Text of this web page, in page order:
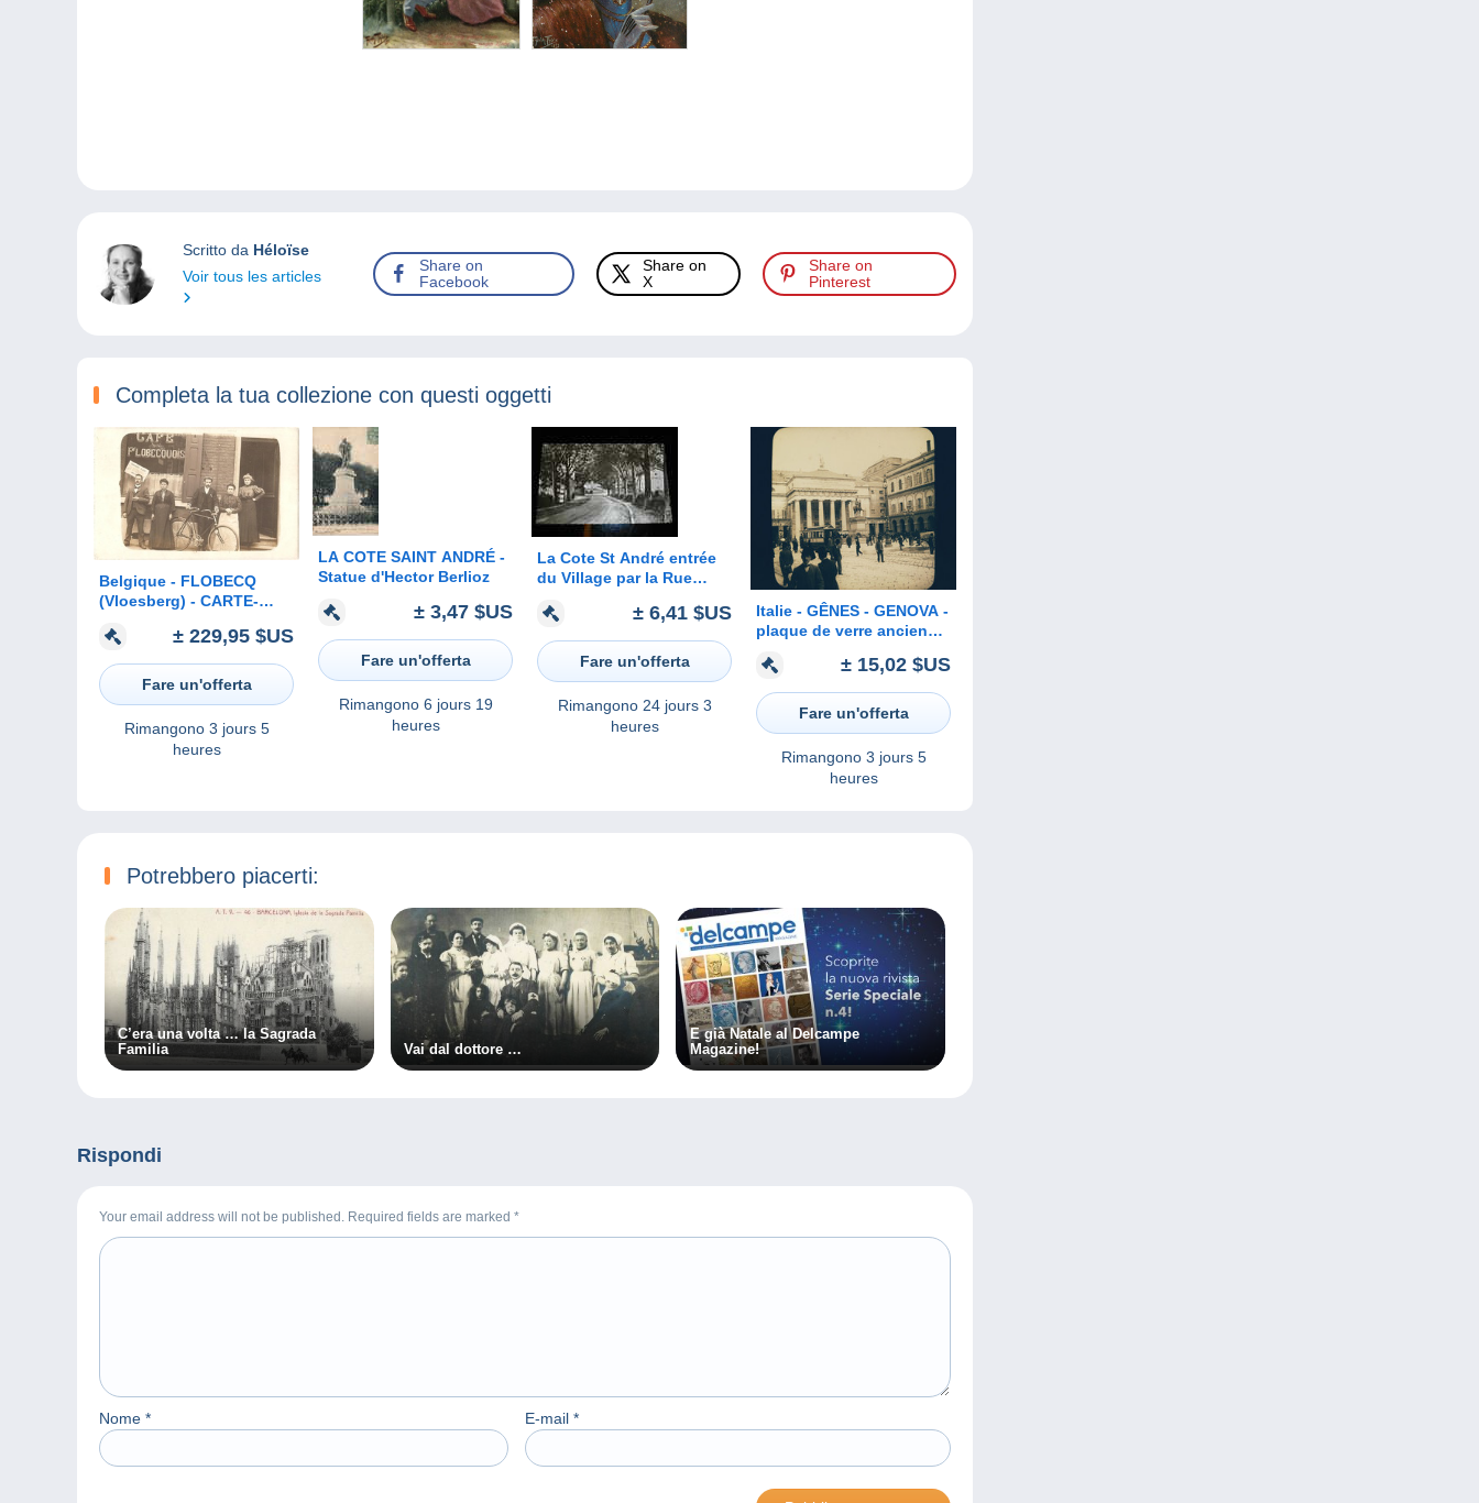
Scritto da Héloïse
Voir tous les articles
Share on
Facebook
Share on
X
Share on
Pinterest
Completa la tua collezione con questi oggetti
Belgique - FLOBECQ
(Vloesberg) - CARTE-
devanture CAFÉ
FLOBECQUOIS
± 229,95 $US
Fare un'offerta
Rimangono 3 jours 5
heures
LA COTE SAINT ANDRÉ -
Statue d'Hector Berlioz
± 3,47 $US
Fare un'offerta
Rimangono 6 jours 19
heures
La Cote St André entrée
du Village par la Rue
± 6,41 $US
Fare un'offerta
Rimangono 24 jours 3
heures
Italie - GÊNES - GENOVA -
plaque de verre ancienne
Felice - Carolo-Felici -
(tramway)
± 15,02 $US
Fare un'offerta
Rimangono 3 jours 5
heures
Potrebbero piacerti:
C’era una volta … la Sagrada
Familia
Vai dal dottore …
È già Natale al Delcampe
Magazine!
Rispondi
Your email address will not be published. Required fields are marked *
Nome * E-mail *